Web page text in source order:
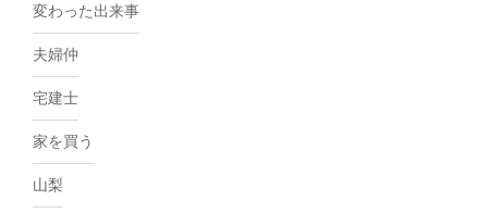
変わった出来事
夫婦仲
宅建士
家を買う
山梨